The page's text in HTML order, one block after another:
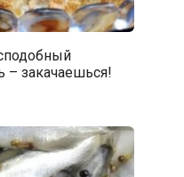
– закачаешься!